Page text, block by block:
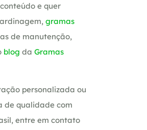
e quer
gramas
de manutenção,
blog da Gramas
personalizada ou
de qualidade com
entre em contato